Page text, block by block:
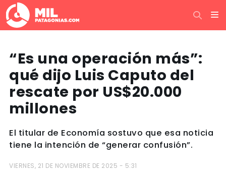
“Es una operación más”:
qué dijo Luis Caputo del
rescate por US$20.000
millones
El titular de Economía sostuvo que esa noticia
tiene la intención de “generar confusión”.
VIERNES, 21 DE NOVIEMBRE DE 2025 - 5:31